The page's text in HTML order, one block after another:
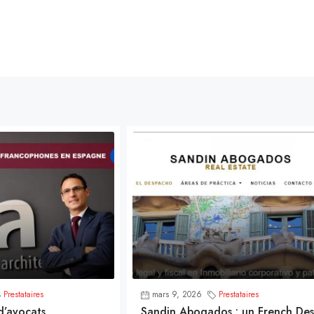
Prestataires mars 9, 2026 Prestataires